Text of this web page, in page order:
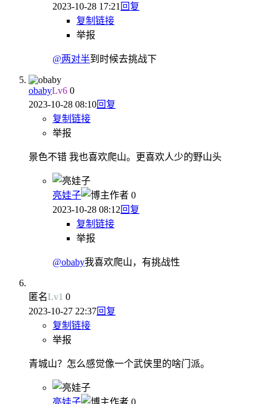
2023-10-28 17:21 回复
复制链接
举报
@两对半到时候去挑战下
obabyLv6 0
2023-10-28 08:10回复
复制链接
举报
景色不错 我也喜欢爬山。更喜欢人少的野山头
亮娃子 作者 0
2023-10-28 08:12回复
复制链接
举报
@obaby我喜欢爬山，有挑战性
匿名Lv1 0
2023-10-27 22:37回复
复制链接
举报
青城山？怎么感觉像一个武侠里的啥门派。
亮娃子 作者 0